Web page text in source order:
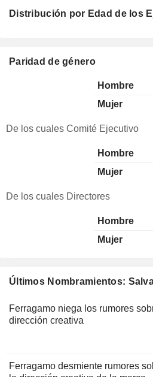
Últimos Nombramientos:
Ferragamo niega los rumores
dirección creativa
Ferragamo desmiente rumores
Distribución por Edad de los
Paridad de género
Hombre
Mujer
De los cuales Comité Ejecutivo
Hombre
Mujer
De los cuales Directores
Hombre
Mujer